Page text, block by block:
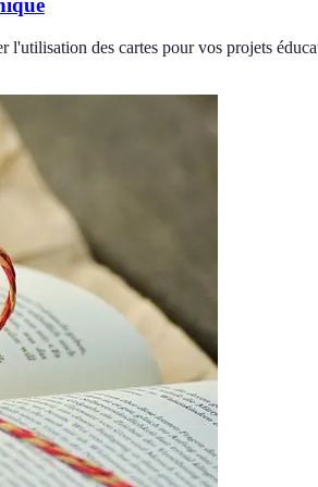
l'utilisation des cartes pour vos projets